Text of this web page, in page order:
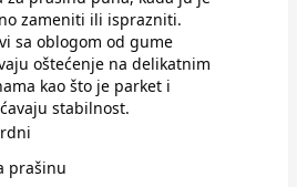
zameniti ili isprazniti.
sa oblogom od gume
oštećenje na delikatnim
kao što je parket i
stabilnost.
prašinu